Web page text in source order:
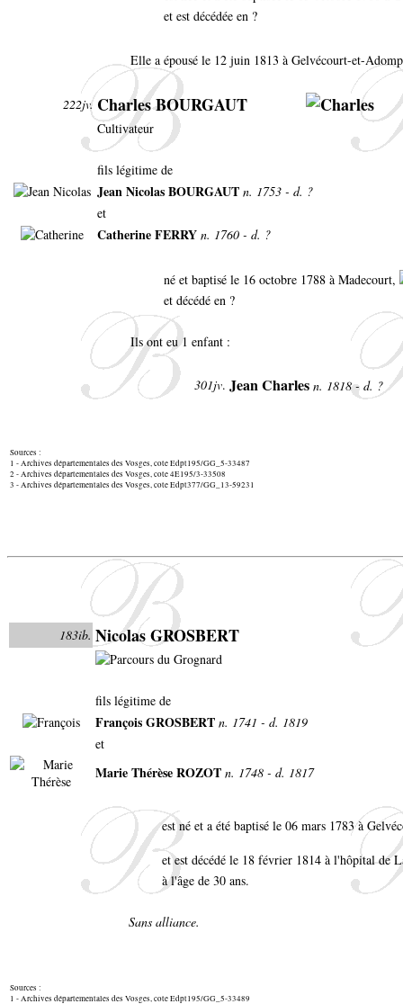
et est décédée en ?
Elle a épousé le 12 juin 1813 à Gelvécourt-et-
222jv. Charles BOURGAUT
Cultivateur
fils légitime de
Jean Nicolas BOURGAUT n. 1753 - d. ?
et
Catherine FERRY n. 1760 - d. ?
né et baptisé le 16 octobre 1788 à Madecourt,
et décédé en ?
Ils ont eu 1 enfant :
301jv. Jean Charles n. 1818 - d. ?
Sources :
1 - Archives départementales des Vosges, cote Edpt195/GG_5-33487
2 - Archives départementales des Vosges, cote 4E195/3-33508
3 - Archives départementales des Vosges, cote Edpt377/GG_13-59231
183ib. Nicolas GROSBERT
fils légitime de
François GROSBERT n. 1741 - d. 1819
et
Marie Thérèse ROZOT n. 1748 - d. 1817
est né et a été baptisé le 06 mars 1783 à
et est décédé le 18 février 1814 à l'hôpital de
à l'âge de 30 ans.
Sans alliance.
Sources :
1 - Archives départementales des Vosges, cote Edpt195/GG_5-33489